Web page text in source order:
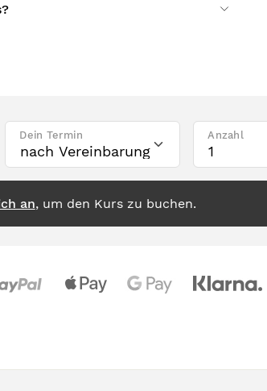
Dein Termin Anzahl
an, um den Kurs zu buchen.